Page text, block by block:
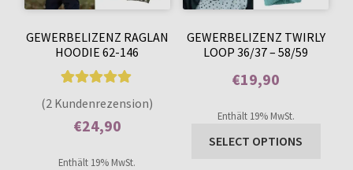
GEWERBELIZENZ RAGLAN
HOODIE 62-146
basierend auf
(2 Kundenrezension)
€24,90
Enthält 19% MwSt.
GEWERBELIZENZ TWIRLY
LOOP 36/37 – 58/59
€19,90
Enthält 19% MwSt.
SELECT OPTIONS